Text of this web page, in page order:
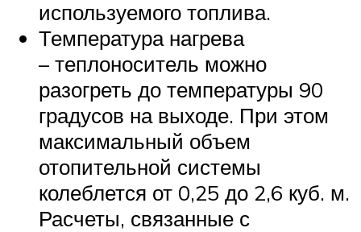
используемого топлива.
Температура нагрева
– теплоноситель можно
разогреть до температуры 90
градусов на выходе. При этом
максимальный объем
отопительной системы
колеблется от 0,25 до 2,6 куб. м.
Расчеты, связанные с